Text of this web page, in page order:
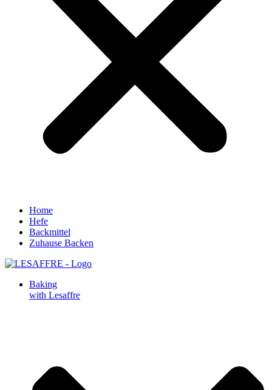
Home
Hefe
Backmittel
Zuhause Backen
Baking
with Lesaffre